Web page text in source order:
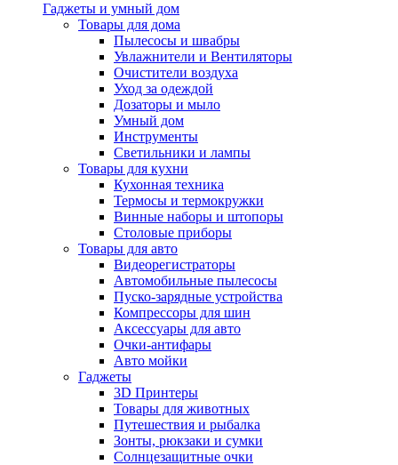
Гаджеты и умный дом
Товары для дома
Пылесосы и швабры
Увлажнители и Вентиляторы
Очистители воздуха
Уход за одеждой
Дозаторы и мыло
Умный дом
Инструменты
Светильники и лампы
Товары для кухни
Кухонная техника
Термосы и термокружки
Винные наборы и штопоры
Столовые приборы
Товары для авто
Видеорегистраторы
Автомобильные пылесосы
Пуско-зарядные устройства
Компрессоры для шин
Аксессуары для авто
Очки-антифары
Авто мойки
Гаджеты
3D Принтеры
Товары для животных
Путешествия и рыбалка
Зонты, рюкзаки и сумки
Солнцезащитные очки